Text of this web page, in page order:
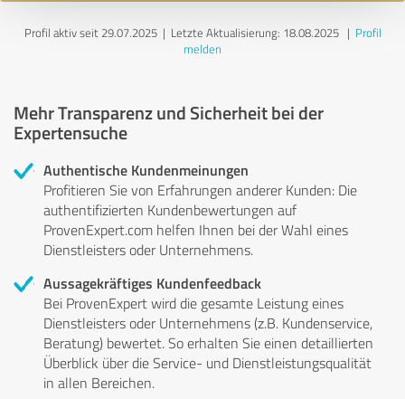
Profil aktiv seit 29.07.2025 | Letzte Aktualisierung: 18.08.2025| Profil
melden
Mehr Transparenz und Sicherheit bei der
Expertensuche
Authentische Kundenmeinungen
Profitieren Sie von Erfahrungen anderer Kunden: Die
authentifizierten Kundenbewertungen auf
ProvenExpert.com helfen Ihnen bei der Wahl eines
Dienstleisters oder Unternehmens.
Aussagekräftiges Kundenfeedback
Bei ProvenExpert wird die gesamte Leistung eines
Dienstleisters oder Unternehmens (z.B. Kundenservice,
Beratung) bewertet. So erhalten Sie einen detaillierten
Überblick über die Service- und Dienstleistungsqualität
in allen Bereichen.